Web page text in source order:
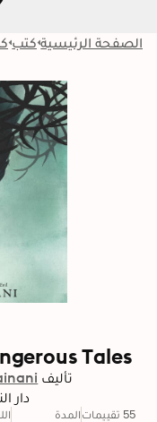
الصفحة الرئيسية كتب
Tales
تأليف
دار
55 تقييمات المدة